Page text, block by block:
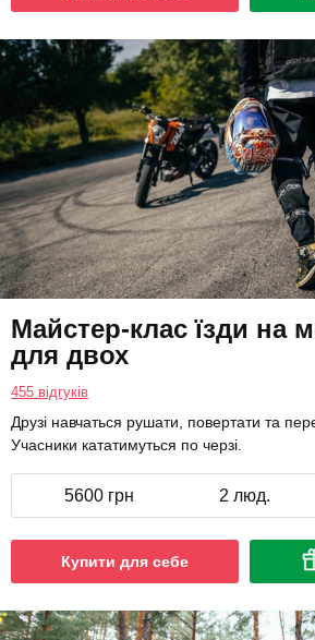
Майстер-клас їзди на
для двох
455 відгуків
Друзі навчаться рушати, повертати та
Учасники кататимуться по черзі.
5600 грн 2 люд.
Купити для себе